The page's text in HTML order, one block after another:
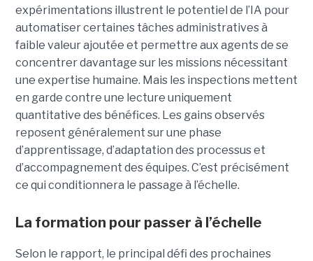
expérimentations illustrent le potentiel de l’IA pour
automatiser certaines tâches administratives à
faible valeur ajoutée et permettre aux agents de se
concentrer davantage sur les missions nécessitant
une expertise humaine. Mais les inspections mettent
en garde contre une lecture uniquement
quantitative des bénéfices. Les gains observés
reposent généralement sur une phase
d’apprentissage, d’adaptation des processus et
d’accompagnement des équipes. C’est précisément
ce qui conditionnera le passage à l’échelle.
La formation pour passer à l’échelle
Selon le rapport, le principal défi des prochaines